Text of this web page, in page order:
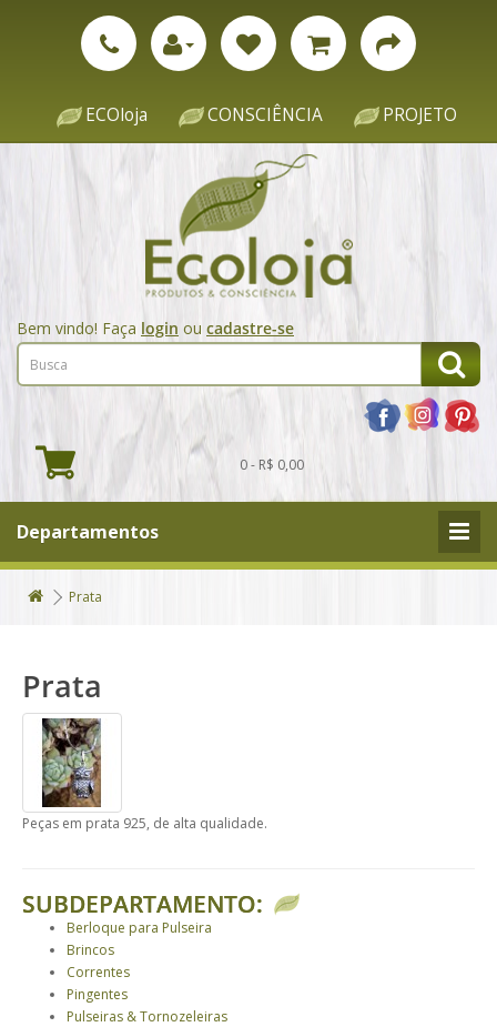
ECOloja CONSCIÊNCIA PROJETO
Bem vindo! Faça login ou cadastre-se
0 - R$ 0,00
Departamentos
Prata
Prata
Peças em prata 925, de alta qualidade.
SUBDEPARTAMENTO:
Berloque para Pulseira
Brincos
Correntes
Pingentes
Pulseiras & Tornozeleiras